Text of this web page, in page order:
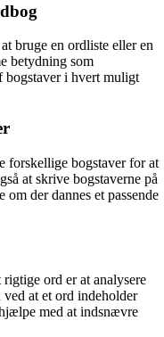
bruge en ordliste eller en
betydning som
i hvert muligt
forskellige bogstaver for at
at skrive bogstaverne på
der dannes et passende
ord er at analysere
at et ord indeholder
med at indsnævre